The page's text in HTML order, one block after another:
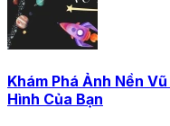
Khám Phá Ảnh Nền
Hình Của Bạn